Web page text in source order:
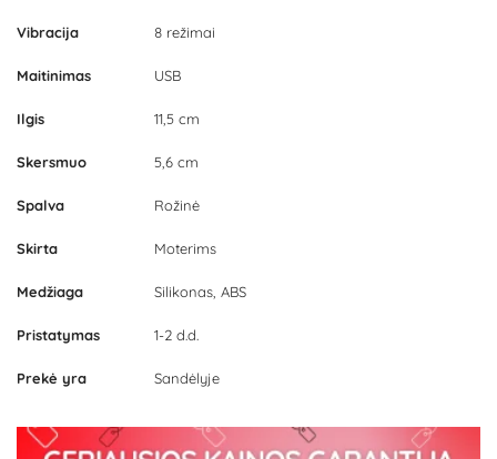
Vibracija 8 režimai
Maitinimas USB
Ilgis 11,5 cm
Skersmuo 5,6 cm
Spalva Rožinė
Skirta Moterims
Medžiaga Silikonas, ABS
Pristatymas 1-2 d.d.
Prekė yra Sandėlyje